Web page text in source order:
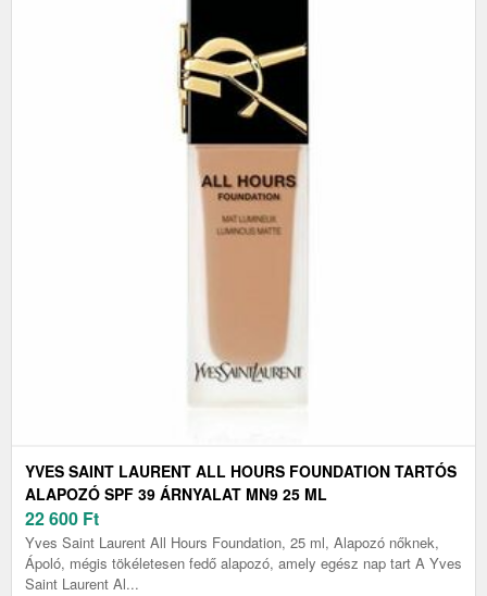
YVES SAINT LAURENT ALL HOURS FOUNDATION TARTÓS
ALAPOZÓ SPF 39 ÁRNYALAT MN9 25 ML
22 600 Ft
Yves Saint Laurent All Hours Foundation, 25 ml, Alapozó nőknek,
Ápoló, mégis tökéletesen fedő alapozó, amely egész nap tart A Yves
Saint Laurent Al...